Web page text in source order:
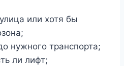
или хотя бы
нужного транспорта;
ли лифт;